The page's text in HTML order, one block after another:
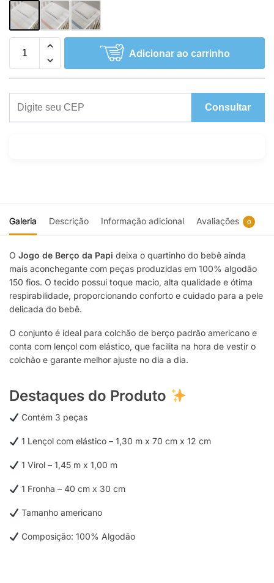
Adicionar ao carrinho
Consultar
Galeria Descrição Informação adicional Avaliações 0
O Jogo de Berço da Papi deixa o quartinho do bebê ainda
mais aconchegante com peças produzidas em 100% algodão
150 fios. O tecido possui toque macio, alta qualidade e ótima
respirabilidade, proporcionando conforto e cuidado para a pele
delicada do bebê.
O conjunto é ideal para colchão de berço padrão americano e
conta com lençol com elástico, que facilita na hora de vestir o
colchão e garante melhor ajuste no dia a dia.
Destaques do Produto
Contém 3 peças
1 Lençol com elástico – 1,30 m x 70 cm x 12 cm
1 Virol – 1,45 m x 1,00 m
1 Fronha – 40 cm x 30 cm
Tamanho americano
Composição: 100% Algodão